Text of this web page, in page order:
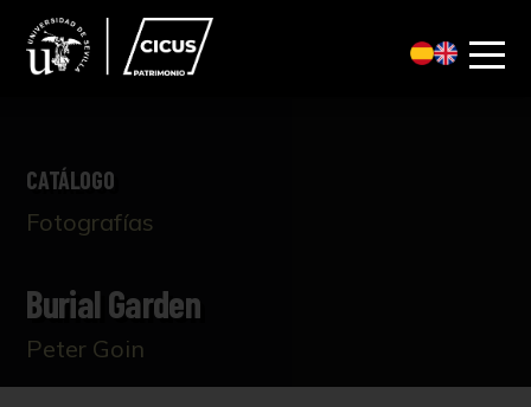
CATÁLOGO
Fotografías
Burial Garden
Peter Goin